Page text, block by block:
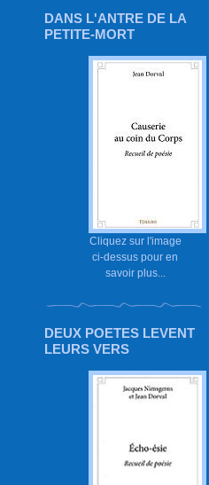
DANS L'ANTRE DE LA
PETITE-MORT
Cliquez sur l'image
ci-dessus pour en
savoir plus...
DEUX POETES LEVENT
LEURS VERS